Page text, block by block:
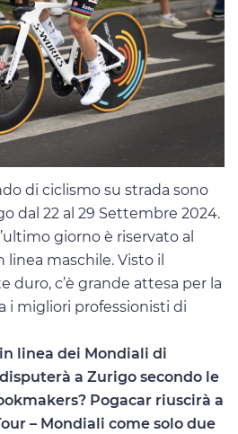
di ciclismo su strada sono
dal 22 al 29 Settembre 2024.
giorno è riservato al
linea maschile. Visto il
duro, c’è grande attesa per la
i migliori professionisti di
linea dei Mondiali di
a Zurigo secondo le
Pogacar riuscirà a
– Mondiali come solo due